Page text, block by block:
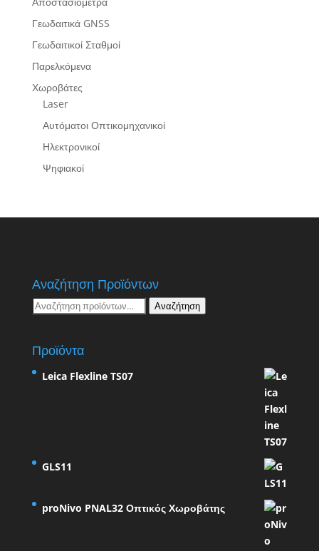
Γεωδαιτικά GNSS
Γεωδαιτικοί Σταθμοί
Παρελκόμενα
Χωροβάτες
Laser
Αυτόματοι Οπτικομηχανικοί
Ηλεκτρονικοί
Ψηφιακοί
Αναζήτηση Προϊόντων
Αναζήτηση
Αναζήτηση
Προϊόντα
Leica Flexline TS07
GLS11
proNivo PNAL32 Οπτικός Χωροβάτης